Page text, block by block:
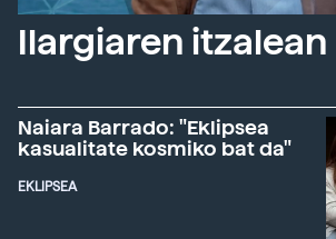
Ilargiaren itzalean
Naiara Barrado: "Eklipsea
kasualitate kosmiko bat da"
EKLIPSEA